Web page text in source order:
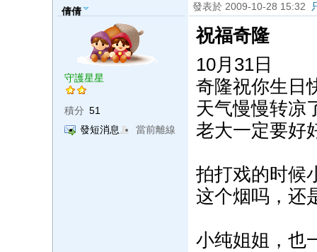
倩倩
守護星星
積分 51
發短消息
當前離線
發表於 2009-10-28 15:32
祝福奇隆
10月31日
奇隆祝你生日
天气慢慢转凉
老大一定要好
拍打戏的时候
这个烟吗，还
小纯姐姐，也